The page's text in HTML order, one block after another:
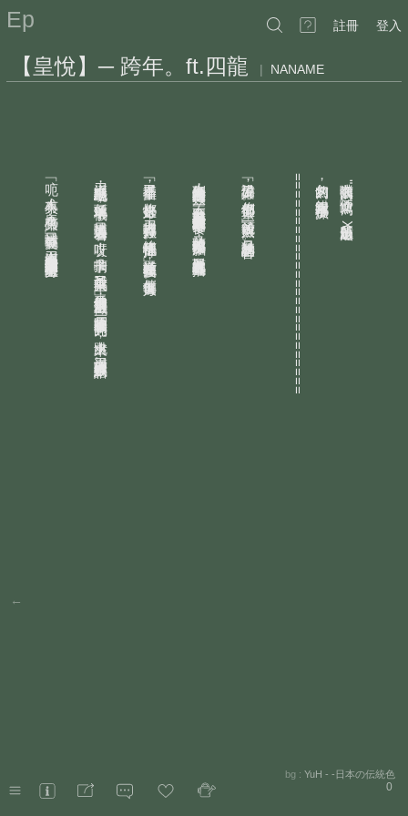
Ep 註冊 登入
【皇悅】─ 跨年。ft.四龍 | NANAME
"
隨便寫寫
"
，
所以是無題
XD
，
錯字跟冗字都沒抓
=========================
，
你們都坐過去
。
﹂鏡頭前空無一人
，
只聽見說話的聲音
。
，
不安分地一會兒看手機一會兒對鏡外的人招手要零食
，
又跑掉鏡頭前探頭探腦
，
質疑現在真的在直播嗎
？
，
都快去坐好
，
天刀把嘯日猋拉好
，
線都快他扯掉了
。
﹂極道站在鏡頭後面
，
催促著每個人
。
，
低頭玩著手機
，
嘯日猋又湊過去看：﹁哎呀
！
？
我最白了我來
！
﹂手一伸就往漠刀螢幕上戳
，
一陣動畫後一張閃亮亮的
R
卡跳出來
，
漠刀望著嘯日猋沉默不語
。
馬有失蹄
？
﹂嘯日猋乾笑著
，
在漠刀絕塵發火之前趕緊換到醉飲黃龍旁邊坐
。
←
bg : YuH - -日本の伝統色
0